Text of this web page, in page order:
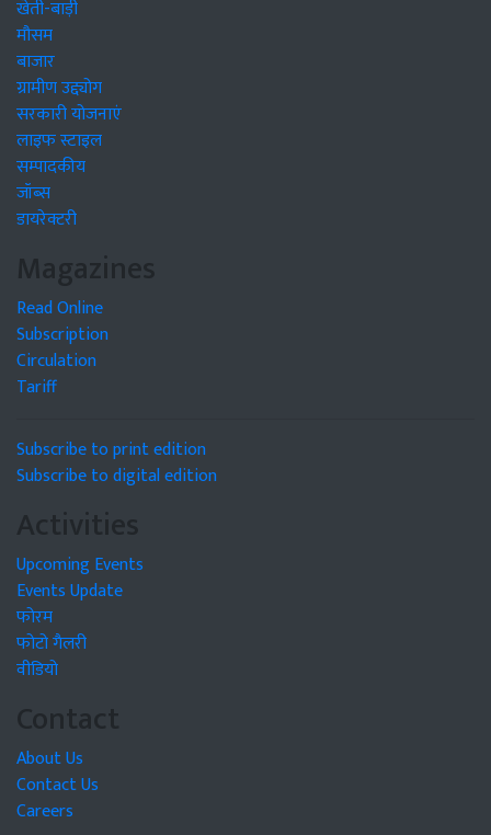
खेती-बाड़ी
मौसम
बाजार
ग्रामीण उद्द्योग
सरकारी योजनाएं
लाइफ स्टाइल
सम्पादकीय
जॉब्स
डायरेक्टरी
Magazines
Read Online
Subscription
Circulation
Tariff
Subscribe to print edition
Subscribe to digital edition
Activities
Upcoming Events
Events Update
फोरम
फोटो गैलरी
वीडियो
Contact
About Us
Contact Us
Careers